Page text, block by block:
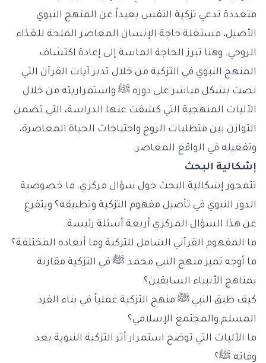
متعددة تدعي تزكية النفس بعيداً عن المنهج النبوي
الأصيل، مستغلة حاجة الإنسان المعاصر الملحة للغذاء
الروحي. وهنا تبرز الحاجة الماسة إلى إعادة اكتشاف
المنهج النبوي في التزكية من خلال تدبر آيات القرآن التي
نصت بشكل مباشر على دوره ﷺ واستمراريته من خلال
الآليات المنهجية التي كشفت عنها الدراسة، التي تضمن
التوازن بين متطلبات الروح واحتياجات الحياة المعاصرة،
وتفعيله في الواقع المعاصر.
إشكالية البحث
تتمحور إشكالية البحث حول سؤال مركزي: ما خصوصية
الدور النبوي في تأصيل مفهوم التزكية وتطبيقه؟ ويتفرع
عن هذا السؤال المركزي أربعة أسئلة رئيسة:
ما المفهوم القرآني الشامل للتزكية وما أبعاده المختلفة؟
ما أوجه تميز منهج النبي محمد ﷺ في التزكية مقارنة
بمناهج الأنبياء السابقين؟
كيف طبق النبي ﷺ منهج التزكية عملياً في بناء الفرد
المسلم والمجتمع الإسلامي؟
ما الآليات التي توضح استمرار أثر التزكية النبوية بعد
وفاته ﷺ؟